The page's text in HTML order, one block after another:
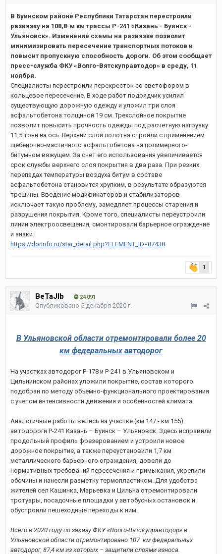
В Буинском районе Республики Татарстан перестроили
развязку на 108,8-м км трассы Р-241 «Казань - Буинск -
Ульяновск». Изменение схемы на развязке позволит
минимизировать пересечение транспортных потоков и
повысит пропускную способность дороги. Об этом сообщает
пресс-служба ФКУ «Волго-Вятскуправтодор» в среду, 11
ноября.
Специалисты перестроили перекресток со светофором в
кольцевое пересечение. В ходе работ подрядчик усилил
существующую дорожную одежду и уложил три слоя
асфальтобетона толщиной 19 см. Трехслойное покрытие
позволит повысить прочность одежды под расчетную нагрузку
11,5 тонн на ось. Верхний слой полотна строили с применением
щебеночно-мастичного асфальтобетона на полимерного-
битумном вяжущем. За счет его использования увеличивается
срок службы верхнего слоя покрытия в два раза. При резких
перепадах температуры воздуха битум в составе
асфальтобетона становится хрупким, в результате образуются
трещины. Введение модификаторов и стабилизаторов
исключает такую проблему, замедляет процессы старения и
разрушения покрытия. Кроме того, специалисты переустроили
линии электроосвещения, смонтировали барьерное ограждение
и знаки.
https://dorinfo.ru/star_detail.php?ELEMENT_ID=87438
1
BeTaJIb 24 091
Опубликовано 5 декабря 2020 г.
В Ульяновской области отремонтировали более 20
км федеральных автодорог
На участках автодорог Р-178 и Р-241 в Ульяновском и
Цильнинском районах уложили покрытие, состав которого
подобран по методу объемно-функционального проектирования
с учетом интенсивности движения и особенностей климата.
Аналогичные работы велись на участке (км 147 - км 155)
автодороги Р-241 Казань – Буинск – Ульяновск. Здесь исправили
продольный профиль фрезерованием и устроили новое
дорожное покрытие, а также переустановили 1,7 км
металлического барьерного ограждения, довели до
нормативных требований пересечения и примыкания, укрепили
обочины и нанесли разметку термопластиком. Для удобства
жителей сел Кашинка, Марьевка и Цильна отремонтировали
тротуары, посадочные площадки у автобусных остановок и
обустроили пешеходные переходы к ним.
Всего в 2020 году по заказу ФКУ «Волго-Вятскуправтодор» в
Ульяновской области отремонтировано 107 км федеральных
автодорог, 87,4 км из которых – защитили слоями износа.